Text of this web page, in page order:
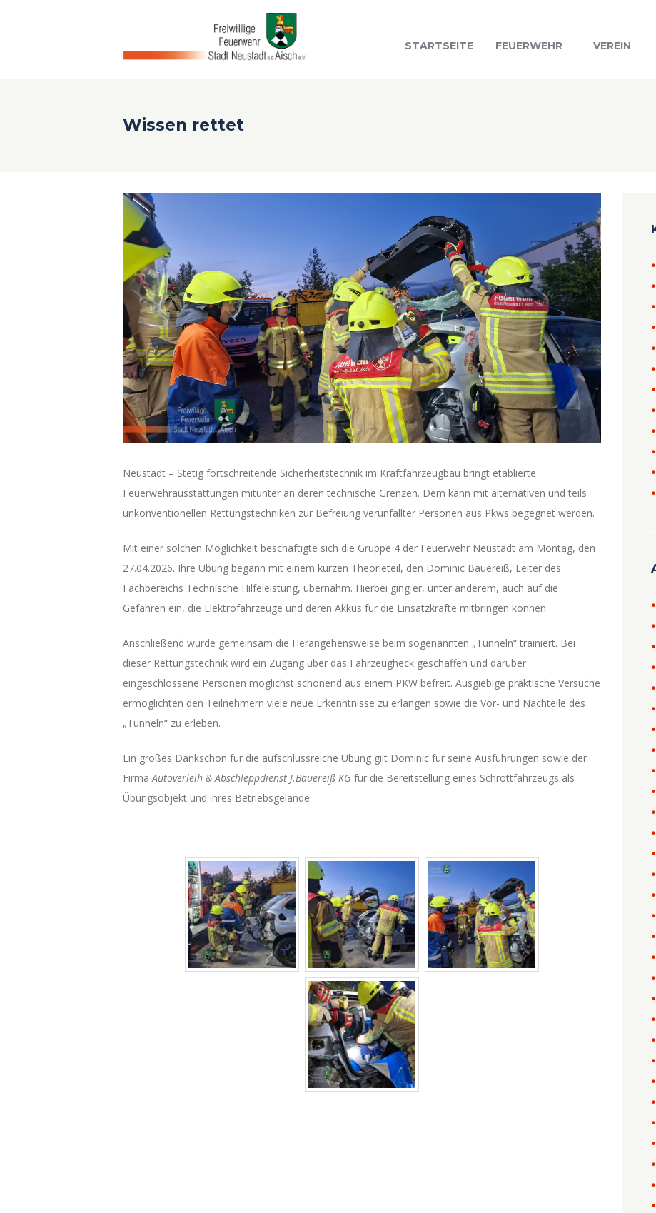
STARTSEITE FEUERWEHR VEREIN
Wissen rettet
Neustadt – Stetig fortschreitende Sicherheitstechnik im Kraftfahrzeugbau bringt etablierte
Feuerwehrausstattungen mitunter an deren technische Grenzen. Dem kann mit alternativen und teils
unkonventionellen Rettungstechniken zur Befreiung verunfallter Personen aus Pkws begegnet werden.
Mit einer solchen Möglichkeit beschäftigte sich die Gruppe 4 der Feuerwehr Neustadt am Montag, den
27.04.2026. Ihre Übung begann mit einem kurzen Theorieteil, den Dominic Bauereiß, Leiter des
Fachbereichs Technische Hilfeleistung, übernahm. Hierbei ging er, unter anderem, auch auf die
Gefahren ein, die Elektrofahrzeuge und deren Akkus für die Einsatzkräfte mitbringen können.
Anschließend wurde gemeinsam die Herangehensweise beim sogenannten „Tunneln“ trainiert. Bei
dieser Rettungstechnik wird ein Zugang über das Fahrzeugheck geschaffen und darüber
eingeschlossene Personen möglichst schonend aus einem PKW befreit. Ausgiebige praktische Versuche
ermöglichten den Teilnehmern viele neue Erkenntnisse zu erlangen sowie die Vor- und Nachteile des
„Tunneln“ zu erleben.
Ein großes Dankschön für die aufschlussreiche Übung gilt Dominic für seine Ausführungen sowie der
FirmaAutoverleih & Abschleppdienst J.Bauereiß KG für die Bereitstellung eines Schrottfahrzeugs als
Übungsobjekt und ihres Betriebsgelände.